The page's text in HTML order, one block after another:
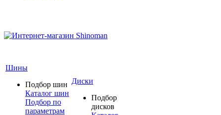
Шины
Подбор шин
Каталог шин
Подбор по
параметрам
Диски
Подбор
дисков